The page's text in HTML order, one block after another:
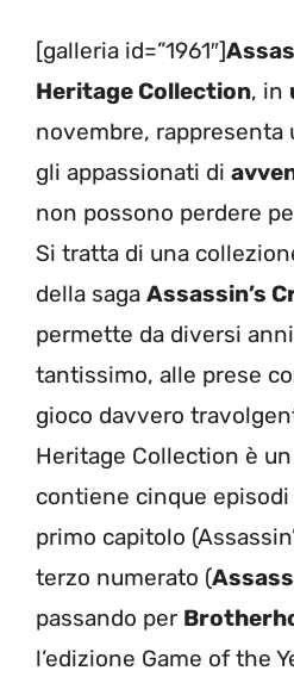
[galleria id=”1961″]
Heritage Collection, in
novembre, rappresenta
gli appassionati di
non possono perdere
Si tratta di una
della saga Assassin’s
permette da diversi
tantissimo, alle prese
gioco davvero
Heritage Collection è
contiene cinque episodi
primo capitolo
terzo numerato (
passando per
l’edizione Game of the